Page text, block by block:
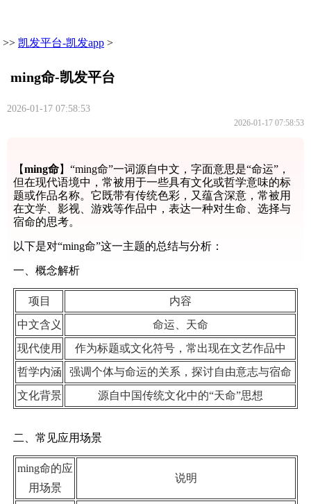
>> 凯发平台-凯发app >
ming命-凯发平台
2026-01-17 07:58:53
2026-01-17 07:58:53
【ming命】“ming命”一词源自中文，字面意思是“命运”，
但在现代语境中，常被用于一些具有文化或哲学意味的标
题或作品名称。它既带有传统色彩，又蕴含深意，常被用
在文学、影视、游戏等作品中，表达一种对生命、选择与
宿命的思考。
以下是对“ming命”这一主题的总结与分析：
一、概念解析
项目
内容
中文含义
命运、天命
现代使用
作为标题或文化符号，常出现在文艺作品中
哲学内涵
强调个体与命运的关系，探讨自由意志与宿命
文化背景
源自中国传统文化中的“天命”思想
二、常见应用场景
ming命的应
用场景
说明